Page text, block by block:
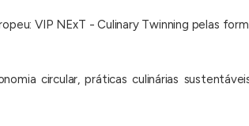
VIP NExT - Culinary Twinning pelas
circular, práticas culinárias